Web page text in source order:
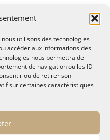
utilisons des technologies
accéder aux informations des
nous permettra de
de navigation ou les ID
ou de retirer son
sur certaines caractéristiques
A l'Ecoute / 1995-
- Hyères 83400